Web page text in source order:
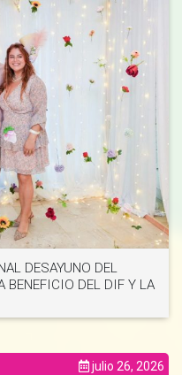
DESAYUNO DEL
BENEFICIO DEL DIF Y LA
julio 26, 2026